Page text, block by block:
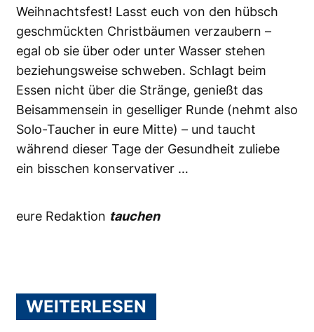
Weihnachtsfest! Lasst euch von den hübsch
geschmückten Christbäumen verzaubern –
egal ob sie über oder unter Wasser stehen
beziehungsweise schweben. Schlagt beim
Essen nicht über die Stränge, genießt das
Beisammensein in geselliger Runde (nehmt also
Solo-Taucher in eure Mitte) – und taucht
während dieser Tage der Gesundheit zuliebe
ein bisschen konservativer …
eure Redaktion tauchen
WEITERLESEN